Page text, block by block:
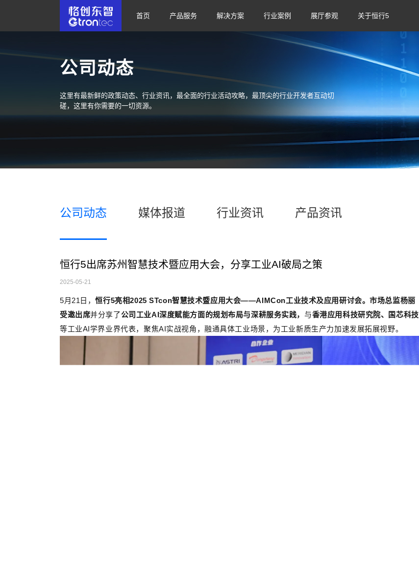
首页 产品服务 解决方案 行业案例 展厅参观 关于恒行5
公司动态
这里有最新鲜的政策动态、行业资讯，最全面的行业活动攻略，最顶尖的行业开发者互动切
磋，这里有你需要的一切资源。
公司动态 媒体报道 行业资讯 产品资讯
恒行5出席苏州智慧技术暨应用大会，分享工业AI破局之策
2025-05-21
5月 21 日，恒行5亮相2025 STcon智慧技术暨应用大会——AIMCon工业技术及应用研讨会。市场总监杨丽
受邀出席并分享了公司工业AI深度赋能方面的规划布局与深耕服务实践，与香港应用科技研究院、国芯科技
等工业AI学界业界代表，聚焦AI实战视角，融通具体工业场景，为工业新质生产力加速发展拓展视野。